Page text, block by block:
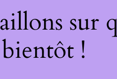
sur
!